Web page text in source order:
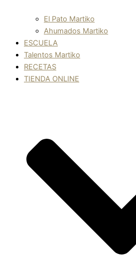
El Pato Martiko
Ahumados Martiko
ESCUELA
Talentos Martiko
RECETAS
TIENDA ONLINE